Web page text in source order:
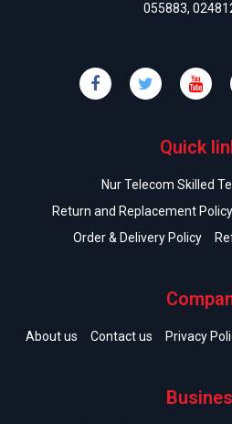
055883,
Quick
Nur Telecom Skilled
Return and Replacement Policy
Order & Delivery Policy
About us Contact us Privacy